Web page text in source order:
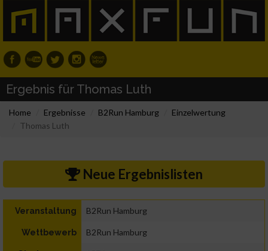
Ergebnis für Thomas Luth
Home Ergebnisse B2Run Hamburg
Einzelwertung
Thomas Luth
Neue Ergebnislisten
Veranstaltung B2Run Hamburg
Wettbewerb B2Run Hamburg